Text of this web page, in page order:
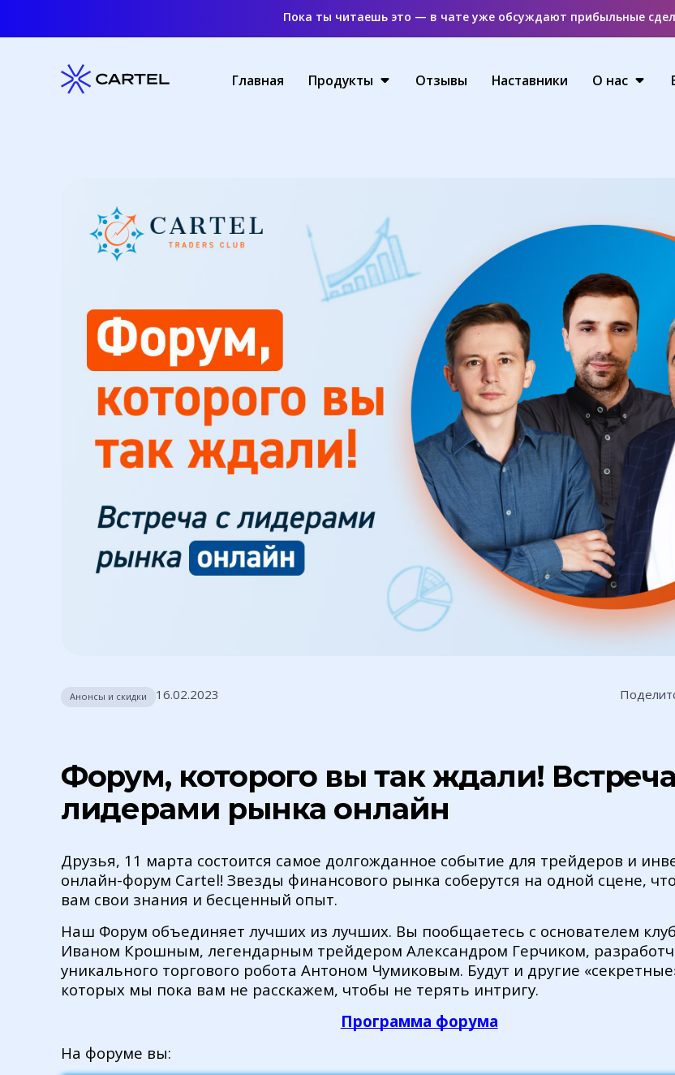
Пока ты читаешь это — в чате уже обсуждают прибыльные
Главная Продукты Отзывы Наставники О нас
Анонсы и скидки 16.02.2023
Форум, которого вы так ждали!
лидерами рынка онлайн
Друзья, 11 марта состоится самое долгожданное событие для трейдеров и
онлайн-форум Cartel! Звезды финансового рынка соберутся на одной сцене,
вам свои знания и бесценный опыт.
Наш Форум объединяет лучших из лучших. Вы пообщаетесь с основателем
Иваном Крошным, легендарным трейдером Александром Герчиком,
уникального торгового робота Антоном Чумиковым. Будут и другие
которых мы пока вам не расскажем, чтобы не терять интригу.
Программа форума
На форуме вы: